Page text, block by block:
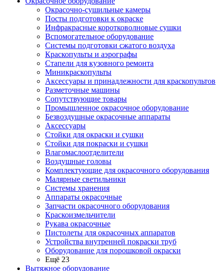
Окрасочно-сушильные камеры
Посты подготовки к окраске
Инфракрасные коротковолновые сушки
Вспомогательное оборудование
Системы подготовки сжатого воздуха
Краскопульты и аэрографы
Стапели для кузовного ремонта
Миникраскопульты
Аксессуары и принадлежности для краскопультов
Разметочные машины
Сопутствующие товары
Промышленное окрасочное оборудование
Безвоздушные окрасочные аппараты
Аксессуары
Стойки для окраски и сушки
Стойки для покраски и сушки
Влагомаслоотделители
Воздушные головы
Комплектующие для окрасочного оборудования
Малярные светильники
Системы хранения
Аппараты окрасочные
Запчасти окрасочного оборудования
Краскоизмельчители
Рукава окрасочные
Пистолеты для окрасочных аппаратов
Устройства внутренней покраски труб
Оборудование для порошковой окраски
Ещё 23
Вытяжное оборудование